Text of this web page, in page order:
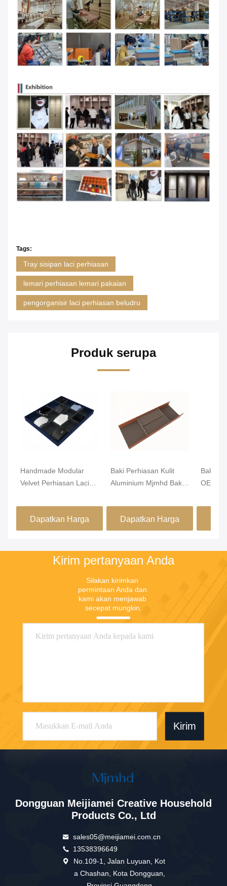
Tags:
Tray sisipan laci perhiasan
lemari perhiasan lemari pakaian
pengorganisir laci perhiasan beludru
Produk serupa
Handmade Modular
Velvet Perhiasan Laci
Masuk
Dapatkan Harga
Baki Perhiasan Kulit
Aluminium Mjmhd Baki
Ditumpuk Untuk Laci
Buatan Tangan
Dapatkan Harga
Baki
OEM
Kirim pertanyaan Anda
Silakan kirimkan
permintaan Anda dan
kami akan menjawab
secepat mungkin.
Kirim
Dongguan Meijiamei Creative Household
Products Co., Ltd
sales05@meijiamei.com.cn
13538396649
No.109-1, Jalan Luyuan, Kot
a Chashan, Kota Dongguan,